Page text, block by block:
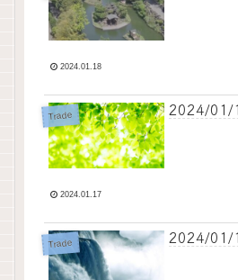
2024.01.18
Trade 2024/01/
2024.01.17
Trade 2024/01/